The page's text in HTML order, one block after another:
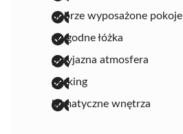
dobrze wyposażone pokoje
wygodne łóżka
przyjazna atmosfera
parking
klimatyczne wnętrza